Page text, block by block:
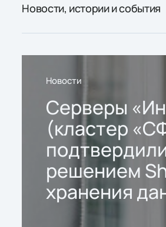
Новости, истории и события
Новости
Серверы
(кластер
решением
хранения